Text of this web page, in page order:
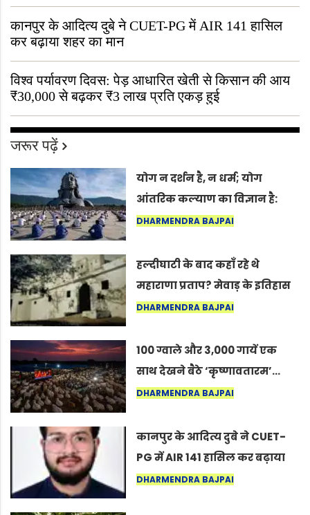
“ऐसा तो सिर्फ़ कृष्ण ही कर सकते हैं”
कानपुर के आदित्य दुबे ने CUET-PG में AIR 141 हासिल
कर बढ़ाया शहर का मान
विश्व पर्यावरण दिवस: पेड़ आधारित खेती से किसान की आय
₹30,000 से बढ़कर ₹3 लाख प्रति एकड़ हुई
जरूर पढ़ें
योग न दर्शन है, न धर्म; योग
आंतरिक कल्याण का विज्ञान है:
अंतरराष्ट्रीय योग दिवस 2026 पर
DHARMENDRA BAJPAI
हल्दीघाटी के बाद कहाँ रहे थे
महाराणा प्रताप? मेवाड़ के इतिहास
का वह अनकहा अध्याय जो आज भी
DHARMENDRA BAJPAI
100 ग्वाले और 3,000 गायें एक
साथ देखने बैठे ‘कृष्णावतारम’…
नागपुर में दिखा ऐसा नज़ारा कि
कर सकते हैं”
DHARMENDRA BAJPAI
कानपुर के आदित्य दुबे ने CUET-
PG में AIR 141 हासिल कर बढ़ाया
शहर का मान
DHARMENDRA BAJPAI